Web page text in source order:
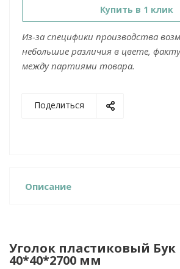
Купить в 1 клик
Из-за специфики производства
небольшие различия в цвете,
между партиями товара.
Поделиться
Описание
Уголок пластиковый Бук
40*40*2700 мм